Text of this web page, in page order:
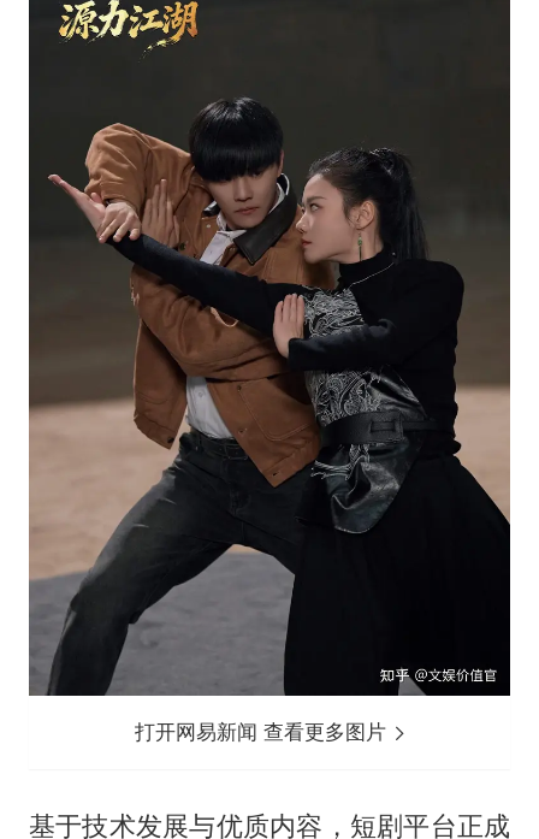
打开网易新闻 查看更多图片
基于技术发展与优质内容，短剧平台正成